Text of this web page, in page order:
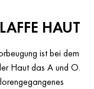
HAUT
ist bei dem
Haut das A und O.